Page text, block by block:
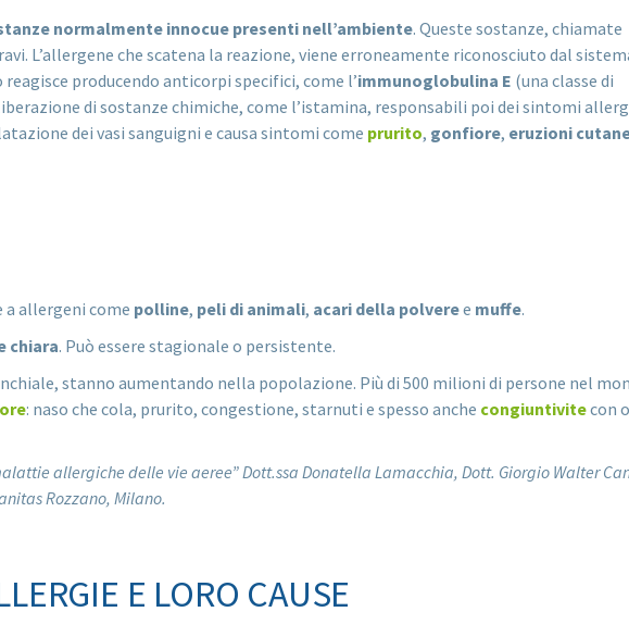
normalmente innocue presenti nell’ambiente. Queste sostanze, chiamate
L’allergene che scatena la reazione, viene erroneamente riconosciuto dal
producendo anticorpi specifici, come l’immunoglobulina E (una classe di
di sostanze chimiche, come l’istamina, responsabili poi dei sintomi
dei vasi sanguigni e causa sintomi come prurito, gonfiore, eruzioni
a allergeni come polline, peli di animali, acari della polveree muffe.
chiara. Può essere stagionale o persistente.
stanno aumentando nella popolazione. Più di 500 milioni di persone nel
: naso che cola, prurito, congestione, starnuti e spesso anche congiuntivitecon
allergiche delle vie aeree” Dott.ssa Donatella Lamacchia, Dott. Giorgio Walter
Rozzano, Milano.
E LORO CAUSE